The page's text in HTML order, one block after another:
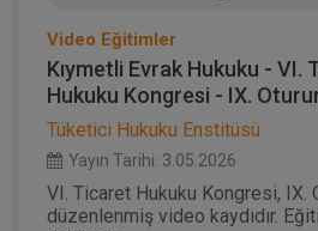
Video Eğitimler
Kıymetli Evrak Hukuku - VI.
Hukuku Kongresi - IX.
Tüketici Hukuku Enstitüsü
Yayın Tarihi: 3.05.2026
VI. Ticaret Hukuku Kongresi, IX.
düzenlenmiş video kaydıdır.